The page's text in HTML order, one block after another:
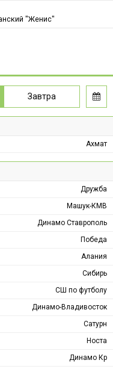
"Женис"
Завтра
Ахмат
Дружба
Машук-КМВ
Динамо Ставрополь
Победа
Алания
Сибирь
СШ по футболу
Динамо-Владивосток
Сатурн
Носта
Динамо Кр